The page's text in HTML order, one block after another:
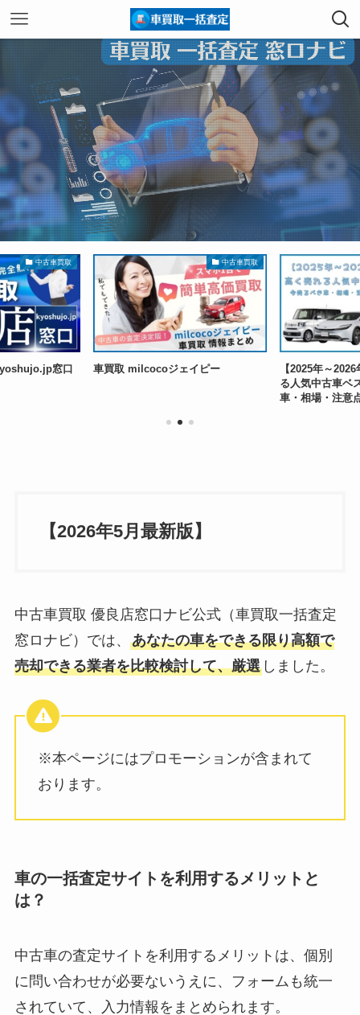
中古車買取
窓口
中古車買取
車買取 milcocoジェイピー
【2025年～
る人気中古車ベ
車・相場・注意
【2026年5月最新版】
中古車買取 優良店窓口ナビ公式（車買取一括査定
窓ロナビ）では、 あなたの車をできる限り高額で
売却できる業者を比較検討して、厳選しました。
※本ページにはプロモーションが含まれて
おります。
車の一括査定サイトを利用するメリットと
は？
中古車の査定サイトを利用するメリットは、個別
に問い合わせが必要ないうえに、フォームも統一
されていて、入力情報をまとめられます。